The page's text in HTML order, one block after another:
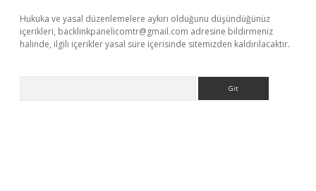
Hukuka ve yasal düzenlemelere aykırı olduğunu düşündüğünüz
içerikleri, backlinkpanelicomtr@gmail.com adresine bildirmeniz
halinde, ilgili içerikler yasal süre içerisinde sitemizden kaldırılacaktır.